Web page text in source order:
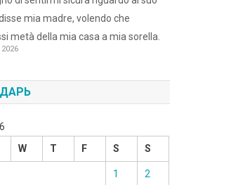
mia madre, volendo che
metà della mia casa a mia sorella.
W T F S S
1 2